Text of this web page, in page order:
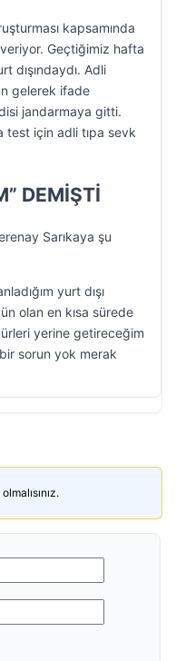
kapsamında
Geçtiğimiz hafta
dışındaydı. Adli
gelerek ifade
jandarmaya gitti.
test için adli tıpa sevk
DEMİŞTİ
Sarıkaya şu
yurt dışı
olan en kısa sürede
yerine getireceğim
sorun yok merak